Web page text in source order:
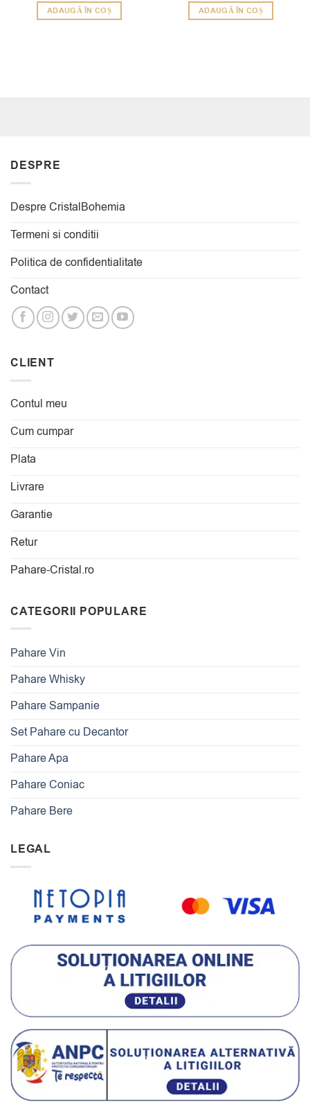
ADAUGĂ ÎN COȘ ADAUGĂ ÎN COȘ
DESPRE
Despre CristalBohemia
Termeni si conditii
Politica de confidentialitate
Contact
CLIENT
Contul meu
Cum cumpar
Plata
Livrare
Garantie
Retur
Pahare-Cristal.ro
CATEGORII POPULARE
Pahare Vin
Pahare Whisky
Pahare Sampanie
Set Pahare cu Decantor
Pahare Apa
Pahare Coniac
Pahare Bere
LEGAL